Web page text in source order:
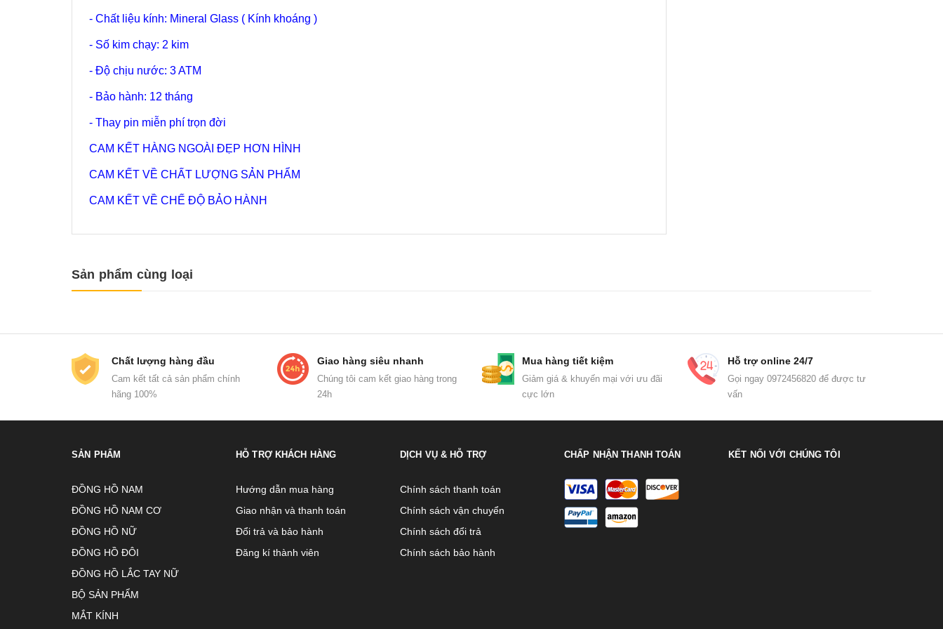
- Chất liệu kính: Mineral Glass ( Kính khoáng )
- Số kim chạy: 2 kim
- Độ chịu nước: 3 ATM
- Bảo hành: 12 tháng
- Thay pin miễn phí trọn đời
CAM KẾT HÀNG NGOÀI ĐẸP HƠN HÌNH
CAM KẾT VỀ CHẤT LƯỢNG SẢN PHẨM
CAM KẾT VỀ CHẾ ĐỘ BẢO HÀNH
Sản phẩm cùng loại
Chất lượng hàng đầu
Cam kết tất cả sản phẩm chính
hãng 100%
Giao hàng siêu nhanh
Chúng tôi cam kết giao hàng trong
24h
Mua hàng tiết kiệm
Giảm giá & khuyến mại với ưu đãi
cực lớn
Hỗ trợ online 24/7
Gọi ngay 0972456820 để được tư
vấn
SẢN PHẨM
ĐỒNG HỒ NAM
ĐỒNG HỒ NAM CƠ
ĐỒNG HỒ NỮ
ĐỒNG HỒ ĐÔI
ĐỒNG HỒ LẮC TAY NỮ
BỘ SẢN PHẨM
MẮT KÍNH
HỖ TRỢ KHÁCH HÀNG
Hướng dẫn mua hàng
Giao nhận và thanh toán
Đổi trả và bảo hành
Đăng kí thành viên
DỊCH VỤ & HỖ TRỢ
Chính sách thanh toán
Chính sách vận chuyển
Chính sách đổi trả
Chính sách bảo hành
CHẤP NHẬN THANH TOÁN KẾT NỐI VỚI CHÚNG TÔI